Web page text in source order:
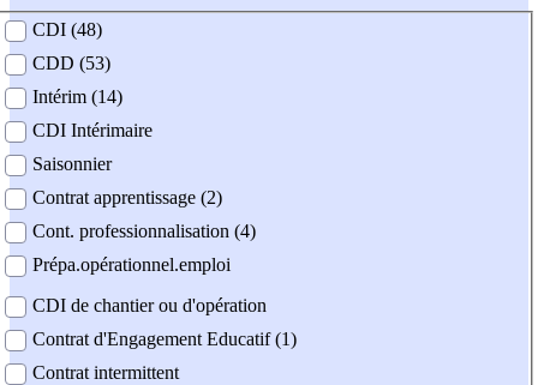
contrat
CDI (48)
CDD (53)
Intérim (14)
CDI Intérimaire
Saisonnier
Contrat apprentissage (2)
Cont. professionnalisation (4)
Prépa.opérationnel.emploi
CDI de chantier ou d'opération
Contrat d'Engagement Educatif (1)
Contrat intermittent